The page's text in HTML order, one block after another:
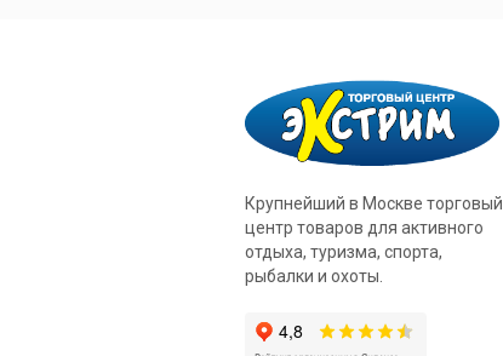
Крупнейший в Москве торговый
центр товаров для активного
отдыха, туризма, спорта,
рыбалки и охоты.